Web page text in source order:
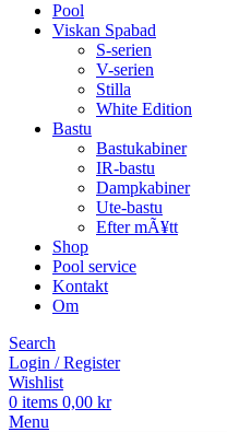
Pool
Viskan Spabad
S-serien
V-serien
Stilla
White Edition
Bastu
Bastukabiner
IR-bastu
Dampkabiner
Ute-bastu
Efter mÃ¥tt
Shop
Pool service
Kontakt
Om
Search
Login / Register
Wishlist
0 items 0,00 kr
Menu